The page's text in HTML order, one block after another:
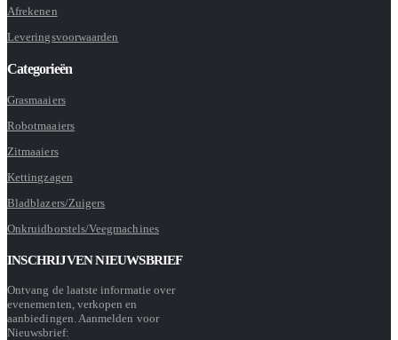
Afrekenen
Leveringsvoorwaarden
Categorieën
Grasmaaiers
Robotmaaiers
Zitmaaiers
Kettingzagen
Bladblazers/Zuigers
Onkruidborstels/Veegmachines
INSCHRIJVEN NIEUWSBRIEF
Ontvang de laatste informatie over
evenementen, verkopen en
aanbiedingen. Aanmelden voor
Nieuwsbrief: